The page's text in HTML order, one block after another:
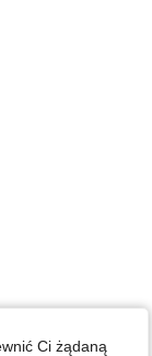
Ci żądaną